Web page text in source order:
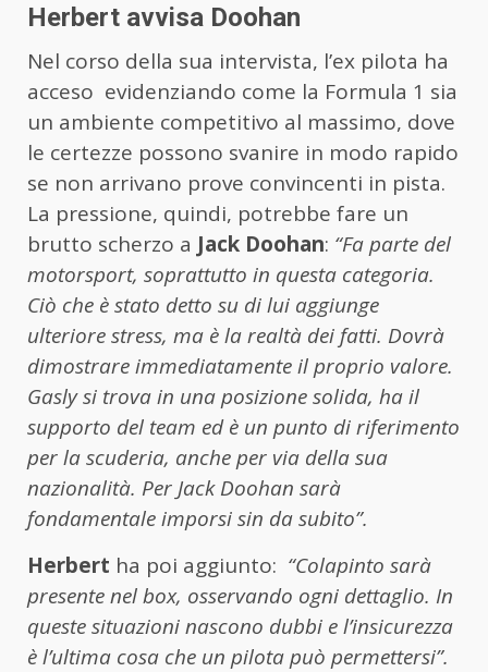
Herbert avvisa Doohan
Nel corso della sua intervista, l’ex pilota ha
acceso evidenziando come la Formula 1 sia
un ambiente competitivo al massimo, dove
le certezze possono svanire in modo rapido
se non arrivano prove convincenti in pista.
La pressione, quindi, potrebbe fare un
brutto scherzo a Jack Doohan: “Fa parte del
motorsport, soprattutto in questa categoria.
Ciò che è stato detto su di lui aggiunge
ulteriore stress, ma è la realtà dei fatti. Dovrà
dimostrare immediatamente il proprio valore.
Gasly si trova in una posizione solida, ha il
supporto del team ed è un punto di riferimento
per la scuderia, anche per via della sua
nazionalità. Per Jack Doohan sarà
fondamentale imporsi sin da subito”.
Herbert ha poi aggiunto: “Colapinto sarà
presente nel box, osservando ogni dettaglio. In
queste situazioni nascono dubbi e l’insicurezza
è l’ultima cosa che un pilota può permettersi”.